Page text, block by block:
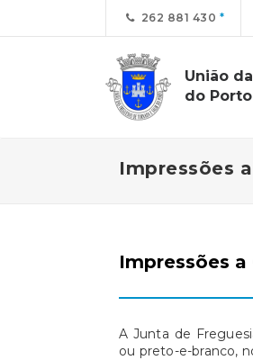
262 881 430
União
do Porto
Impressões
Impressões a
A Junta de
ou preto-e-branco,